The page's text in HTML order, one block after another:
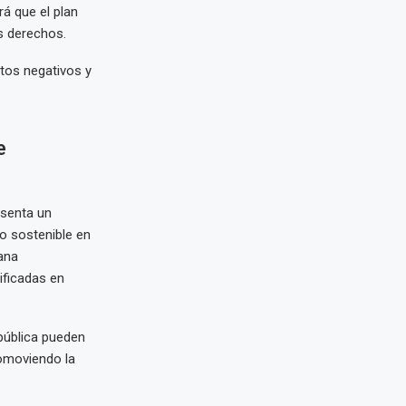
que el plan
derechos.
negativos y
un
sostenible en
en
pueden
la